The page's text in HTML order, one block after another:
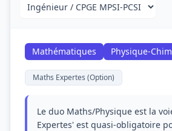
Mathématiques Physique-
Maths Expertes (Option)
Le duo Maths/Physique est la
Expertes' est quasi-obligatoire